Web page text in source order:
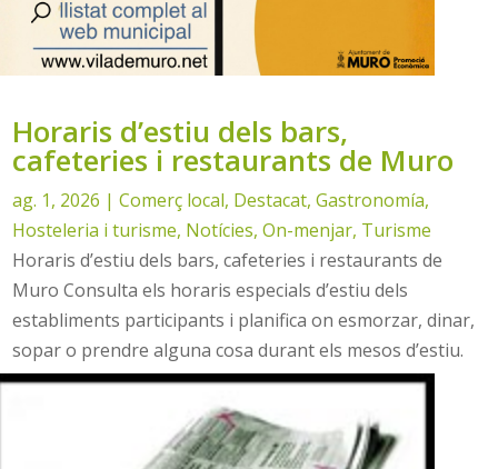
Horaris d’estiu dels bars,
cafeteries i restaurants de Muro
ag. 1, 2026 |Comerç local, Destacat,Gastronomía,
Hosteleria i turisme, Notícies,On-menjar, Turisme
Horaris d’estiu dels bars, cafeteries i restaurants de
Muro Consulta els horaris especials d’estiu dels
establiments participants i planifica on esmorzar, dinar,
sopar o prendre alguna cosa durant els mesos d’estiu.
Recorda que poden patir canvis d’última hora o...